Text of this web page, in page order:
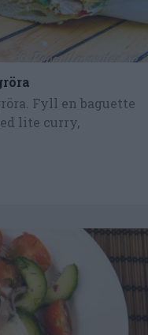
Fyll en baguette
lite curry,